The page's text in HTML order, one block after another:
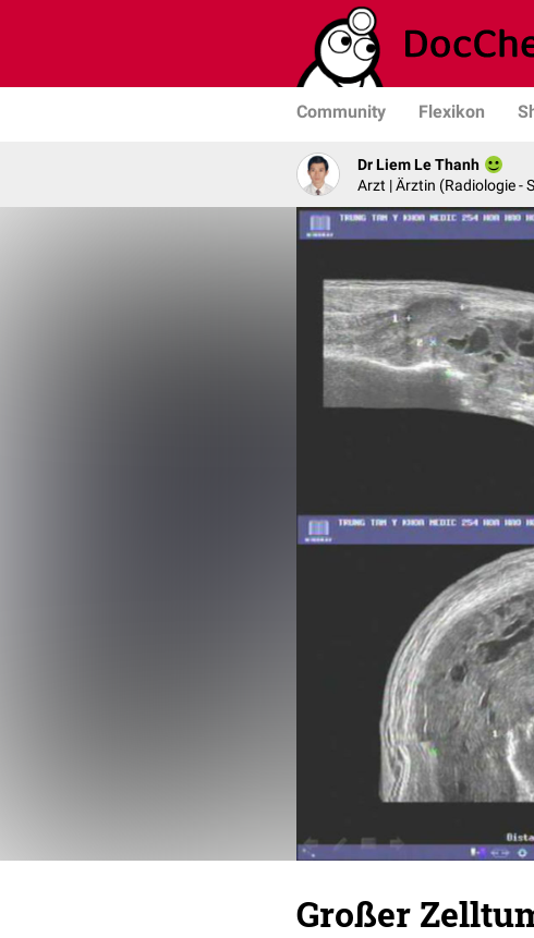
Community Flexikon
Dr Liem Le Thanh
Arzt | Ärztin (Radiologie -
Großer